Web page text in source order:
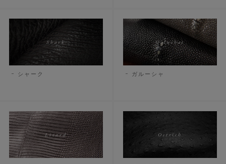
Shark
シャーク
Galuchat
ガルーシャ
Lizard Ostrich